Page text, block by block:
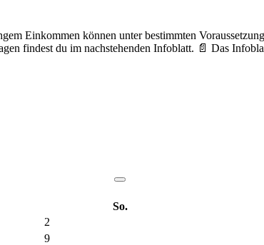
Einkommen können unter bestimmten
findest du im nachstehenden Infoblatt. 📄 Das
So.
2
9